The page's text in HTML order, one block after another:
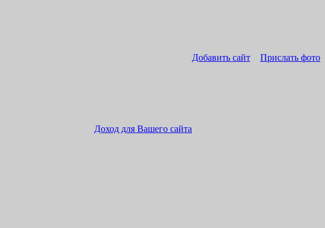
Прислать фото
Добавить сайт
Доход для Вашего сайта